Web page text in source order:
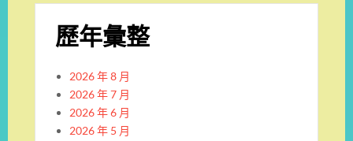
歷年彙整
2026 年 8 月
2026 年 7 月
2026 年 6 月
2026 年 5 月